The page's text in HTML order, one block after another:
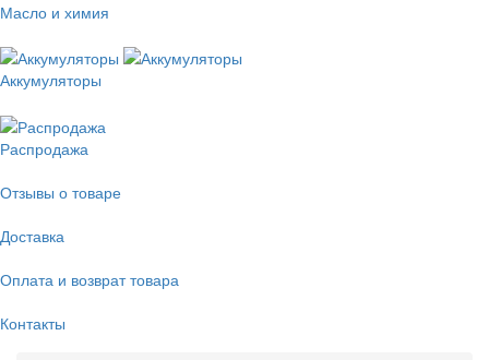
Масло и химия
Аккумуляторы
Распродажа
Отзывы о товаре
Доставка
Оплата и возврат товара
Контакты